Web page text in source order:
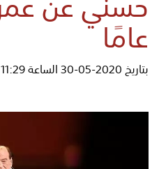
عامًا
بتاريخ 2020-05-30 الساعة 11:29